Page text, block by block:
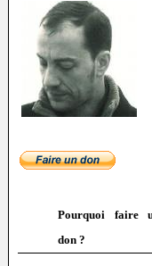
Pourquoi faire
don ?